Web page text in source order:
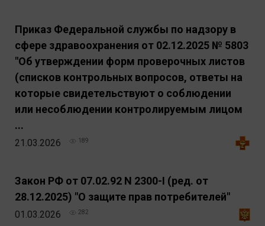
Приказ Федеральной службы по надзору в
сфере здравоохранения от 02.12.2025 № 5803
"Об утверждении форм проверочных листов
(списков контрольных вопросов, ответы на
которые свидетельствуют о соблюдении
или несоблюдении контролируемым лицом
...
21.03.2026 189
Закон РФ от 07.02.92 N 2300-I (ред. от
28.12.2025) "О защите прав потребителей"
01.03.2026 282